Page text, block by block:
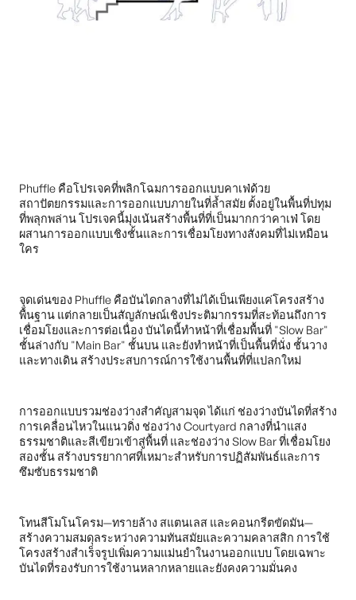
Phuffle คือโปรเจคที่พลิกโฉมการออกแบบคาเฟ่ด้วย
สถาปัตยกรรมและการออกแบบภายในที่ล้ำสมัย ตั้งอยู่ในพื้นที่ปทุม
ที่พลุกพล่าน โปรเจคนี้มุ่งเน้นสร้างพื้นที่ที่เป็นมากกว่าคาเฟ่ โดย
ผสานการออกแบบเชิงชั้นและการเชื่อมโยงทางสังคมที่ไม่เหมือน
ใคร
จุดเด่นของ Phuffle คือบันไดกลางที่ไม่ได้เป็นเพียงแค่โครงสร้าง
พื้นฐาน แต่กลายเป็นสัญลักษณ์เชิงประติมากรรมที่สะท้อนถึงการ
เชื่อมโยงและการต่อเนื่อง บันไดนี้ทำหน้าที่เชื่อมพื้นที่ "Slow Bar"
ชั้นล่างกับ "Main Bar" ชั้นบน และยังทำหน้าที่เป็นพื้นที่นั่ง ชั้นวาง
และทางเดิน สร้างประสบการณ์การใช้งานพื้นที่ที่แปลกใหม่
การออกแบบรวมช่องว่างสำคัญสามจุด ได้แก่ ช่องว่างบันไดที่สร้าง
การเคลื่อนไหวในแนวดิ่ง ช่องว่าง Courtyard กลางที่นำแสง
ธรรมชาติและสีเขียวเข้าสู่พื้นที่ และช่องว่าง Slow Bar ที่เชื่อมโยง
สองชั้น สร้างบรรยากาศที่เหมาะสำหรับการปฏิสัมพันธ์และการ
ซึมซับธรรมชาติ
โทนสีโมโนโครม—ทรายล้าง สแตนเลส และคอนกรีตขัดมัน—
สร้างความสมดุลระหว่างความทันสมัยและความคลาสสิก การใช้
โครงสร้างสำเร็จรูปเพิ่มความแม่นยำในงานออกแบบ โดยเฉพาะ
บันไดที่รองรับการใช้งานหลากหลายและยังคงความมั่นคง